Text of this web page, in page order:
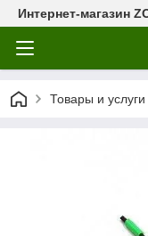
Интернет-магазин
Товары и услуги